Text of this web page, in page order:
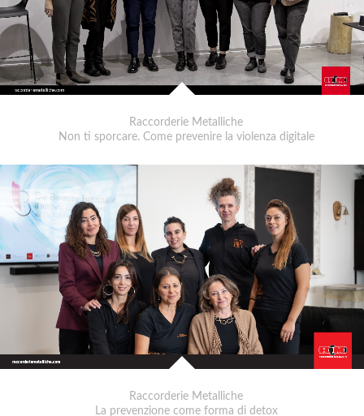
Raccorderie Metalliche
Non ti sporcare. Come prevenire la violenza digitale
Raccorderie Metalliche
La prevenzione come forma di detox